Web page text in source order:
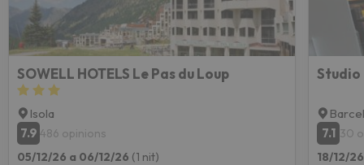
SOWELL HOTELS Le Pas du Loup
Isola
7.9 486 opinions
05/12/26 a 06/12/26 (1 nit)
Studio
7.1 30
18/12/